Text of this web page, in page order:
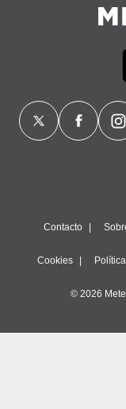
Contacto
Cookies
© 2026